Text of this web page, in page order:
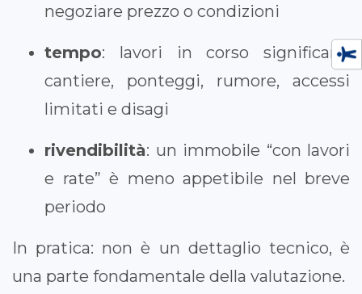
negoziare prezzo o condizioni
tempo: lavori in corso significano
cantiere, ponteggi, rumore, accessi
limitati e disagi
rivendibilità: un immobile “con lavori
e rate” è meno appetibile nel breve
periodo
In pratica: non è un dettaglio tecnico, è
una parte fondamentale della valutazione.